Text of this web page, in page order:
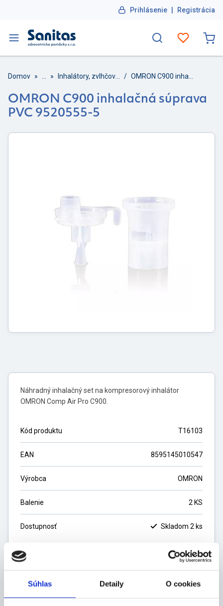
Súhlas Detaily O cookies
Prihlásenie | Registrácia
Domov » » /
OMRON C900 inhalačná súprava
PVC 9520555-5
Náhradný inhalačný set na kompresorový inhalátor
OMRON Comp Air Pro C900.
Kód produktu T16103
EAN 8595145010547
Výrobca OMRON
Balenie 2 KS
Dostupnosť Skladom 2 ks
14,50€
11,79€bez DPH